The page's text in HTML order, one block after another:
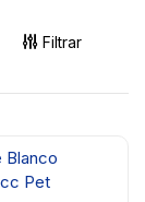
Filtrar